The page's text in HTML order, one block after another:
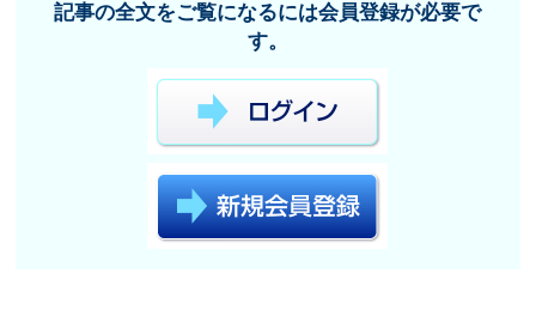
記事の全文をご覧になるには会員登録が必要で
す。